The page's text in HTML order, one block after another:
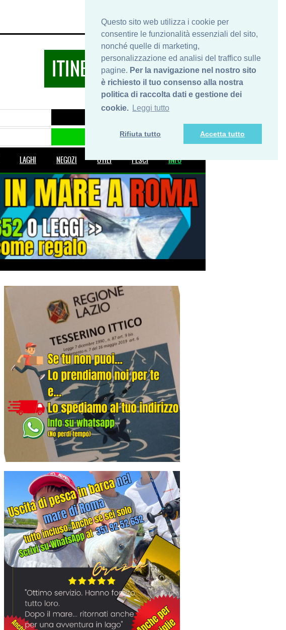
Questo sito web utilizza i cookie per
consentire le funzionalità essenziali del sito,
nonché quelle di marketing,
personalizzazione ed analisi del traffico sulle
pagine. Per la navigazione nel nostro sito
è richiesto il tuo consenso alla nostra
politica di raccolta dati e gestione dei
cookie. Leggi tutto
Rifiuta tutto Accetta tutto
PRIVACY
SHOP
INFO
ITINERARIDIPESCA.IT
LAGHI NEGOZI UTILI PESCI INFO